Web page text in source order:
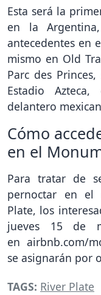
Esta será la
en la
antecedentes en
mismo en Old
Parc des
Estadio
delantero
Cómo
en el
Para tratar de
pernoctar en el
Plate, los
jueves 15 de
en airbnb.com/
se asignarán por
TAGS: River Plate